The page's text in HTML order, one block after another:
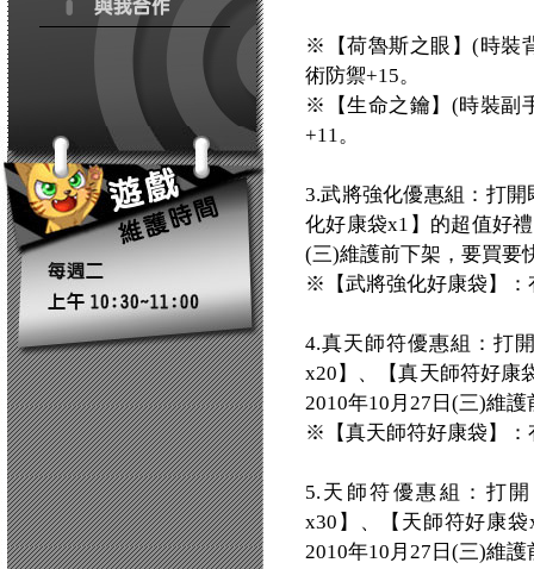
※【荷魯斯之眼】(時裝
術防禦+15。
※【生命之鑰】(時裝副
+11。
3.武將強化優惠組：打
化好康袋x1】的超值好
(三)維護前下架，要買要
※【武將強化好康袋】：
4.真天師符優惠組：打
x20】、【真天師符好康
2010年10月27日(三)維
※【真天師符好康袋】：
5.天師符優惠組：打
x30】、【天師符好康
2010年10月27日(三)維